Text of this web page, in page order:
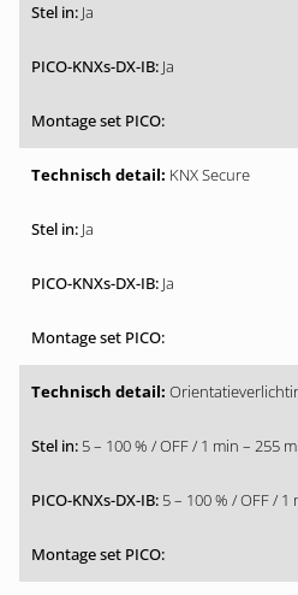
Ja
Ja
KNX Secure
Ja
Ja
5 – 100 % / OFF / 1 min – 255
5 – 100 % / OFF / 1